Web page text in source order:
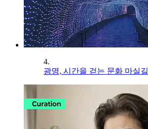
4.
광명, 시간을 걷는 문화 마실길